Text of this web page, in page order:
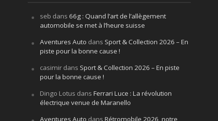
seb dans 66g : Quand l’art de l’allègement
automobile se met à l’heure suisse
Aventures Auto dans Sport & Collection 2026 – En
piste pour la bonne cause !
casimirdans Sport & Collection 2026 – En piste
pour la bonne cause !
Dingo Lotus dans Ferrari Luce : La révolution
électrique venue de Maranello
Aventures Auto dans Rétromobile 2026, notre